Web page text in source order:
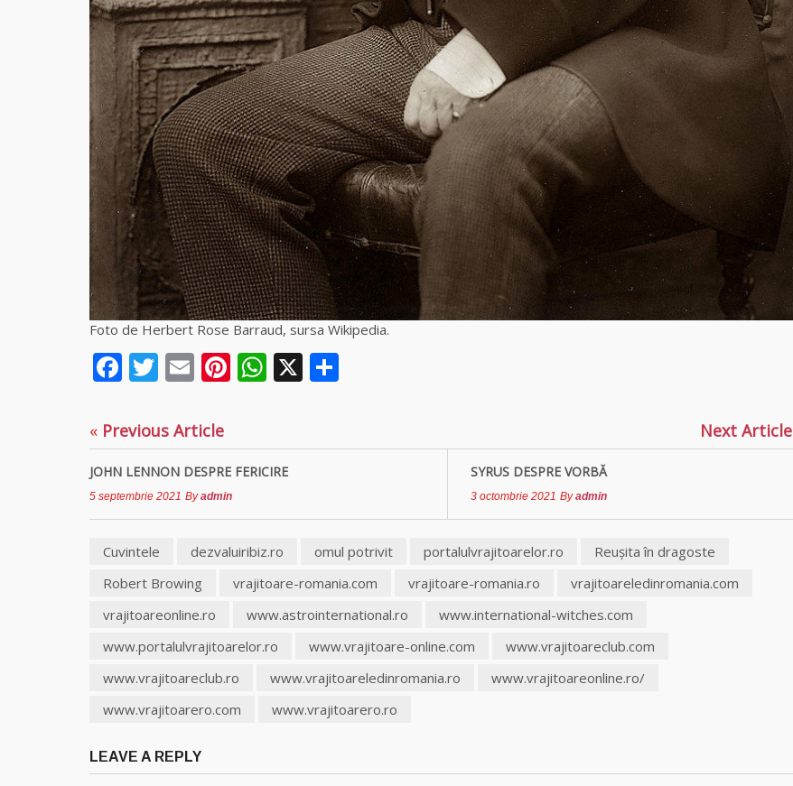
Ierusalim
Foto de Herbert Rose Barraud, sursa Wikipedia.
Facebook
Twitter
EmailPinterest
WhatsApp
X
« Previous Article
JOHN LENNON DESPRE FERICIRE
5 septembrie 2021 Byadmin
Next Article
SYRUS DESPRE VORBĂ
3 octombrie 2021 Byadmin
Cuvintele dezvaluiribiz.ro omul potrivit portalulvrajitoarelor.ro
Reuşita în dragoste
Robert Browing
vrajitoare-romania.com vrajitoare-romania.ro
vrajitoareledinromania.com
vrajitoareonline.ro
www.astrointernational.ro
www.international-witches.com
www.portalulvrajitoarelor.ro
www.vrajitoare-online.com
www.vrajitoareclub.com
www.vrajitoareclub.ro
www.vrajitoareledinromania.ro
www.vrajitoareonline.ro/
www.vrajitoarero.com
www.vrajitoarero.ro
LEAVE A REPLY